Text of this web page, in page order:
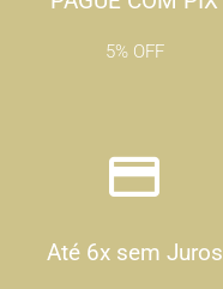
5% OFF
Até 6x sem Juros